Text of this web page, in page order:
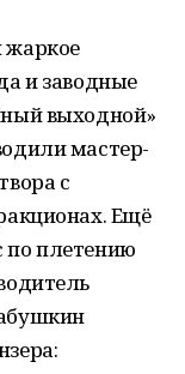
жаркое
и заводные
выходной»
мастер-
с
Ещё
по плетению